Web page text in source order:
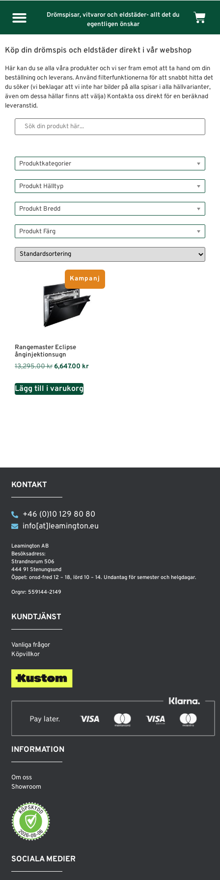
Drömspisar, vitvaror och eldstäder- allt det du
egentligen önskar
Köp din drömspis och eldstäder direkt i vår webshop
Här kan du se alla våra produkter och vi ser fram emot att ta hand om din
beställning och leverans. Använd filterfunktionerna för att snabbt hitta det
du söker (vi beklagar att vi inte har bilder på alla spisar i alla hällvarianter,
även om dessa hällar finns att välja) Kontakta oss direkt för en beräknad
leveranstid.
Produktkategorier
Produkt Hälltyp
Produkt Bredd
Produkt Färg
Kampanj
Rangemaster Eclipse
ånginjektionsugn
13,295.00kr6,647.00 kr
Lägg till i varukorg
KONTAKT
+46 (0)10 129 80 80
info[at]leamington.eu
Leamington AB
Besöksadress:
Strandnorum 506
444 91 Stenungsund
Öppet: onsd-fred 12 – 18, lörd 10 – 14. Undantag för semester och helgdagar.
Orgnr: 559144-2149
KUNDTJÄNST
Vanliga frågor
Köpvillkor
INFORMATION
Om oss
Showroom
SOCIALA MEDIER